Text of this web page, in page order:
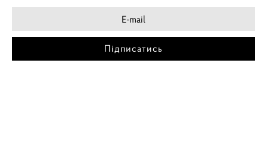
Підписатись